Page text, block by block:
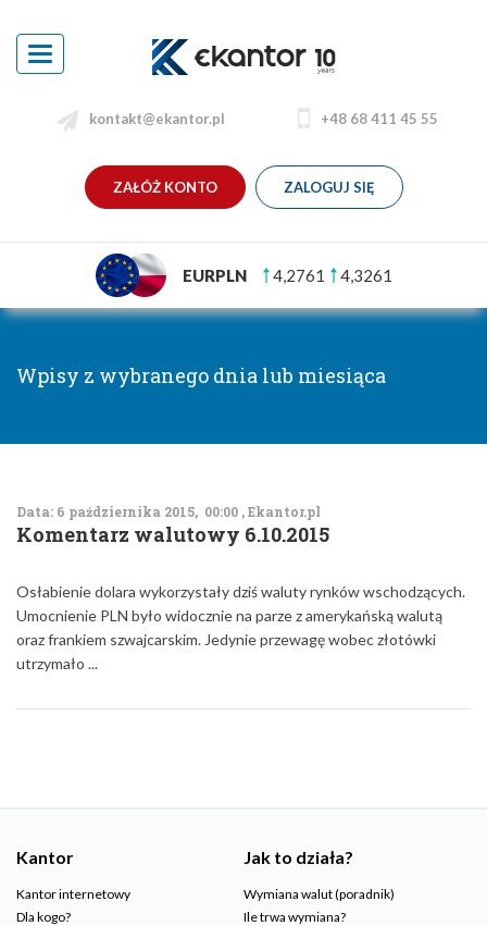
Toggle
navigation
kontakt@ekantor.pl +48 68 411 45 55
ZAŁÓŻ KONTO ZALOGUJ SIĘ
EURPLN 4,2761 4,3261
Wpisy z wybranego dnia lub miesiąca
Data: 6 października 2015, 00:00 , Ekantor.pl
Komentarz walutowy 6.10.2015
Osłabienie dolara wykorzystały dziś waluty rynków wschodzących.
Umocnienie PLN było widocznie na parze z amerykańską walutą
oraz frankiem szwajcarskim. Jedynie przewagę wobec złotówki
utrzymało ...
Kantor
Kantor internetowy
Dla kogo?
Jak to działa?
Wymiana walut (poradnik)
Ile trwa wymiana?